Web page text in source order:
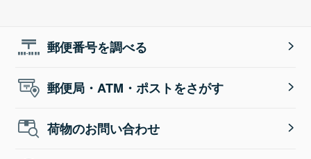
郵便番号を調べる
郵便局・ATM・ポストをさがす
荷物のお問い合わせ